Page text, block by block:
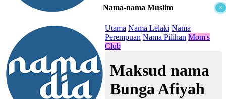
×
Nama-nama Muslim
Utama Nama Lelaki Nama
Perempuan Nama Pilihan Mom's
Club
Maksud nama
Bunga Afiyah